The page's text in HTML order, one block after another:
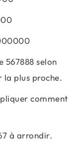
567888 selon
la plus proche.
comment
à arrondir.